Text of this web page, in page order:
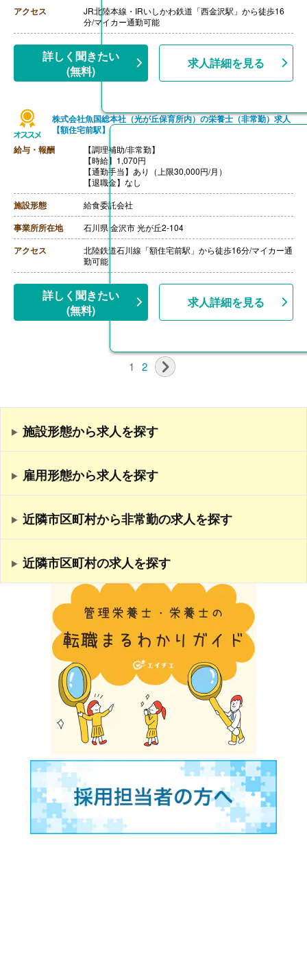
アクセス
JR北陸本線・IRいしかわ鉄道「西金沢駅」から徒歩16
分/マイカー通勤可能
詳しく聞きたい
(無料)
求人詳細を見る
株式会社魚国総本社（光が丘保育所内）の栄養士（非常勤）求人
【額住宅前駅】
給与・報酬
【調理補助/非常勤】
【時給】1,070円
【通勤手当】あり（上限30,000円/月）
【退職金】なし
施設形態 給食委託会社
事業所所在地 石川県 金沢市 光が丘2-104
アクセス
北陸鉄道石川線「額住宅前駅」から徒歩16分/マイカー通
勤可能
詳しく聞きたい
(無料)
求人詳細を見る
1 2
施設形態から求人を探す
雇用形態から求人を探す
近隣市区町村から非常勤の求人を探す
近隣市区町村の求人を探す